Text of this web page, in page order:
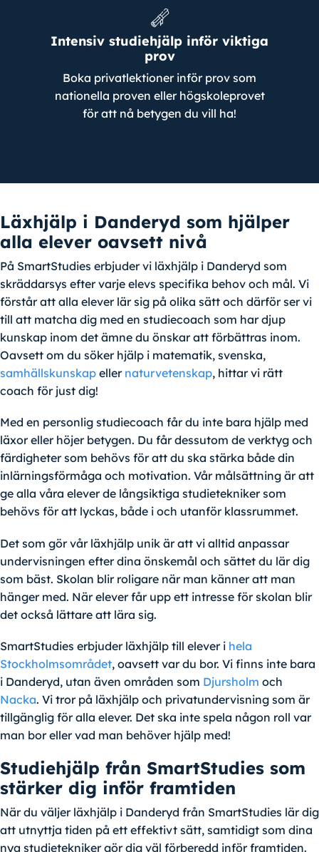
Intensiv studiehjälp inför viktiga
prov
Boka privatlektioner inför prov som
nationella proven eller högskoleprovet
för att nå betygen du vill ha!
Läxhjälp i Danderyd som hjälper
alla elever oavsett nivå
På SmartStudies erbjuder vi läxhjälp i Danderyd som
skräddarsys efter varje elevs specifika behov och mål. Vi
förstår att alla elever lär sig på olika sätt och därför ser vi
till att matcha dig med en studiecoach som har djup
kunskap inom det ämne du önskar att förbättras inom.
Oavsett om du söker hjälp i matematik, svenska,
samhällskunskap eller naturvetenskap, hittar vi rätt
coach för just dig!
Med en personlig studiecoach får du inte bara hjälp med
läxor eller höjer betygen. Du får dessutom de verktyg och
färdigheter som behövs för att du ska stärka både din
inlärningsförmåga och motivation. Vår målsättning är att
ge alla våra elever de långsiktiga studietekniker som
behövs för att lyckas, både i och utanför klassrummet.
Det som gör vår läxhjälp unik är att vi alltid anpassar
undervisningen efter dina önskemål och sättet du lär dig
som bäst. Skolan blir roligare när man känner att man
hänger med. När elever får upp ett intresse för skolan blir
det också lättare att lära sig.
SmartStudies erbjuder läxhjälp till elever i hela
Stockholmsområdet, oavsett var du bor. Vi finns inte bara
i Danderyd, utan även områden som Djursholm och
Nacka. Vi tror på läxhjälp och privatundervisning som är
tillgänglig för alla elever. Det ska inte spela någon roll var
man bor eller vad man behöver hjälp med!
Studiehjälp från SmartStudies som
stärker dig inför framtiden
När du väljer läxhjälp i Danderyd från SmartStudies lär dig
att utnyttja tiden på ett effektivt sätt, samtidigt som dina
nya studietekniker gör dig väl förberedd inför framtiden.